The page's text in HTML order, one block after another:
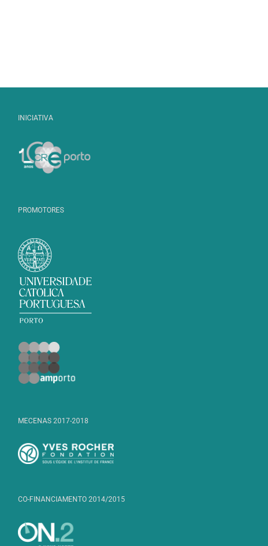
INICIATIVA
PROMOTORES
MECENAS 2017-2018
CO-FINANCIAMENTO 2014/2015